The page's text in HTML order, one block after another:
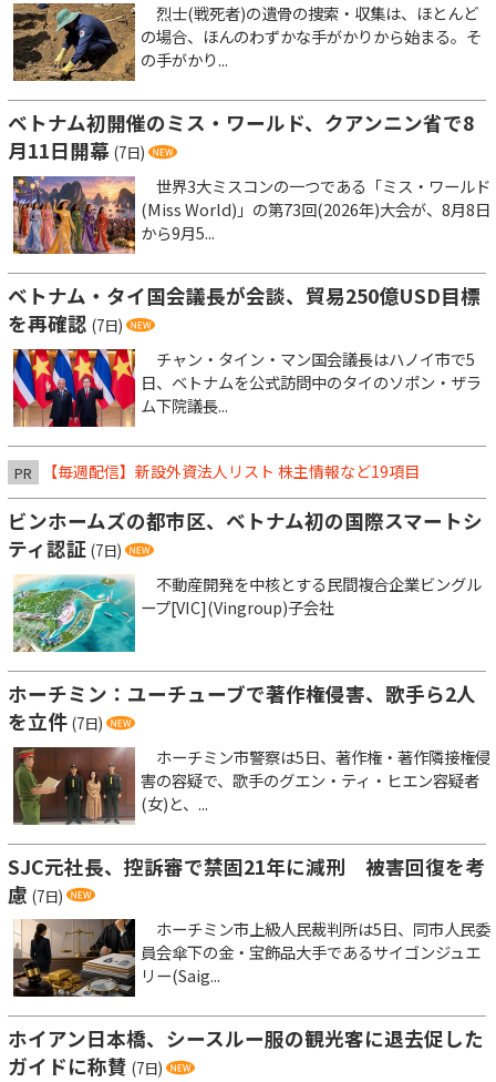
烈士(戦死者)の遺骨の捜索・収集は、ほとんど
の場合、ほんのわずかな手がかりから始まる。そ
の手がかり...
ベトナム初開催のミス・ワールド、クアンニン省で8
月11日開幕 (7日)
世界3大ミスコンの一つである「ミス・ワールド
(Miss World)」の第73回(2026年)大会が、8月8日
から9月5...
ベトナム・タイ国会議長が会談、貿易250億USD目標
を再確認 (7日)
チャン・タイン・マン国会議長はハノイ市で5
日、ベトナムを公式訪問中のタイのソポン・ザラ
ム下院議長...
PR 【毎週配信】新設外資法人リスト 株主情報など19項目
ビンホームズの都市区、ベトナム初の国際スマートシ
ティ認証 (7日)
不動産開発を中核とする民間複合企業ビングル
ープ[VIC](Vingroup)子会社
ホーチミン：ユーチューブで著作権侵害、歌手ら2人
を立件 (7日)
ホーチミン市警察は5日、著作権・著作隣接権侵
害の容疑で、歌手のグエン・ティ・ヒエン容疑者
(女)と、...
SJC元社長、控訴審で禁固21年に減刑 被害回復を考
慮 (7日)
ホーチミン市上級人民裁判所は5日、同市人民委
員会傘下の金・宝飾品大手であるサイゴンジュエ
リー(Saig...
ホイアン日本橋、シースルー服の観光客に退去促した
ガイドに称賛 (7日)